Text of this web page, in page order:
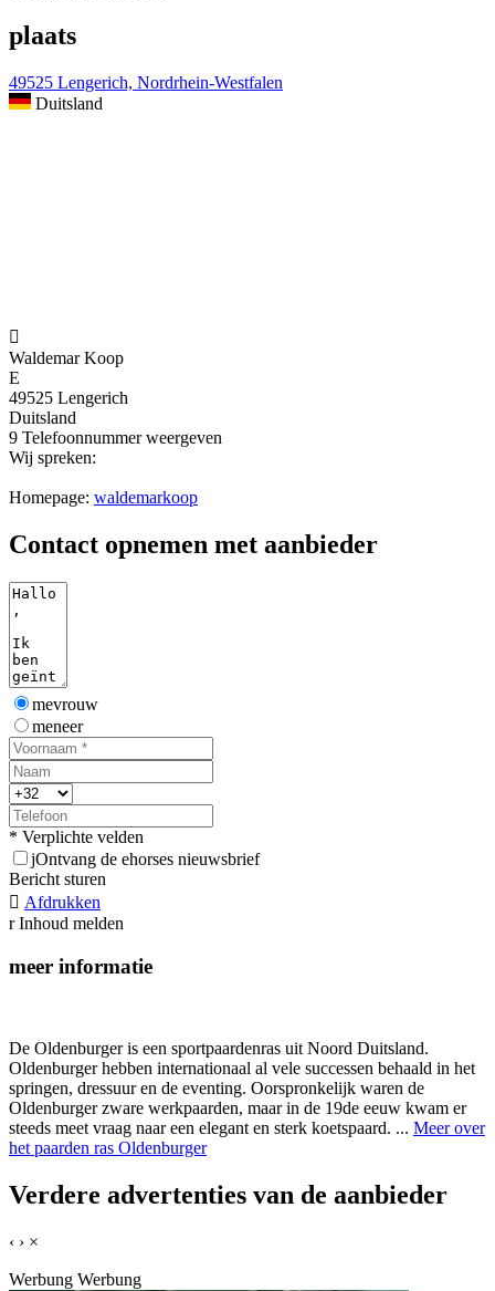
plaats
49525 Lengerich, Nordrhein-Westfalen
Duitsland

Waldemar Koop
E
49525 Lengerich
Duitsland
9 Telefoonnummer weergeven
Wij spreken:
Homepage: waldemarkoop
Contact opnemen met aanbieder
mevrouw
meneer
* Verplichte velden
jOntvang de ehorses nieuwsbrief
Bericht sturen
 Afdrukken
r Inhoud melden
meer informatie
De Oldenburger is een sportpaardenras uit Noord Duitsland.
Oldenburger hebben internationaal al vele successen behaald in het
springen, dressuur en de eventing. Oorspronkelijk waren de
Oldenburger zware werkpaarden, maar in de 19de eeuw kwam er
steeds meet vraag naar een elegant en sterk koetspaard. ... Meer over
het paarden ras Oldenburger
Verdere advertenties van de aanbieder
‹ › ×
Werbung Werbung